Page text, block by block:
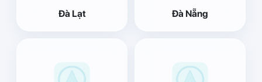
Đà Lạt Đà Nẵng